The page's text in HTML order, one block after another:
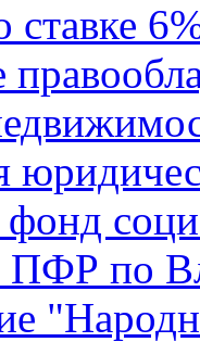
ставке
фонд
ПФР по